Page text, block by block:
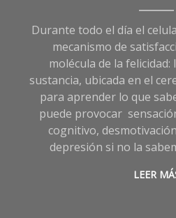
Durante todo el día el
mecanismo de
molécula de la felicidad:
sustancia, ubicada en el
para aprender lo que
puede provocar
cognitivo,
depresión si no la
LEER